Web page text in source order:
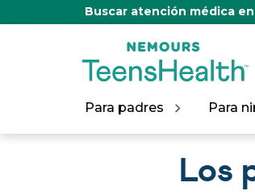
Buscar atención médica en
Para padres Para
Los